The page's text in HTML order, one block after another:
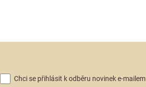
Chci se přihlásit k odběru novinek e-mailem